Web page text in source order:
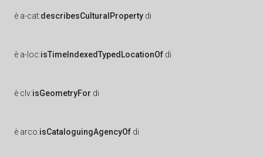
è a-cat:describesCulturalProperty di
è a-loc:isTimeIndexedTypedLocationOf di
è clv:isGeometryFor di
è arco:isCataloguingAgencyOf di